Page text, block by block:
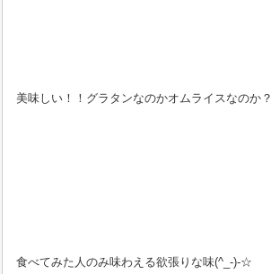
美味しい！！グラタンなのかオムライスなのか？
食べてみた人のみ味わえる欲張りな味(^_-)-☆